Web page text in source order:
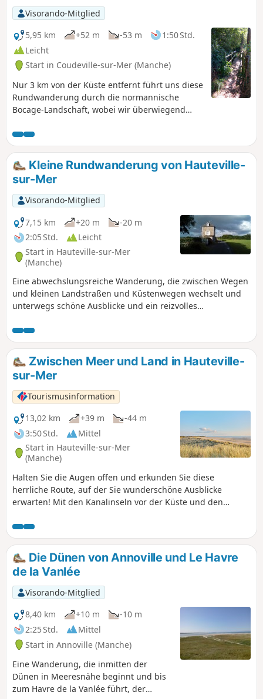
Visorando-Mitglied
5,95 km
+52 m -53 m
1:50 Std.
Leicht
Start in Coudeville-sur-Mer (Manche)
Nur 3 km von der Küste entfernt führt uns diese
Rundwanderung durch die normannische
Bocage-Landschaft, wobei wir überwiegend
Kleine Rundwanderung von Hauteville-
sur-Mer
Visorando-Mitglied
7,15 km
+20 m
-20 m
2:05 Std.
Leicht
Start in Hauteville-sur-Mer
(Manche)
Eine abwechslungsreiche Wanderung, die zwischen Wegen
und kleinen Landstraßen und Küstenwegen wechselt und
unterwegs schöne Ausblicke und ein reizvolles
Zwischen Meer und Land in Hauteville-
sur-Mer
Tourismusinformation
13,02 km
+39 m
-44 m
3:50 Std.
Mittel
Start in Hauteville-sur-Mer
(Manche)
Halten Sie die Augen offen und erkunden Sie diese
herrliche Route, auf der Sie wunderschöne Ausblicke
erwarten! Mit den Kanalinseln vor der Küste und den
Küste und ihre Umgebung zu genießen.
Die Dünen von Annoville und Le Havre
de la Vanlée
Visorando-Mitglied
8,40 km
+10 m
-10 m
2:25 Std.
Mittel
Start in Annoville (Manche)
Eine Wanderung, die inmitten der
Dünen in Meeresnähe beginnt und bis
zum Havre de la Vanlée führt, der